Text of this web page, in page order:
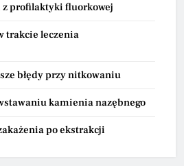
z profilaktyki fluorkowej
trakcie leczenia
błędy przy nitkowaniu
kamienia nazębnego
po ekstrakcji